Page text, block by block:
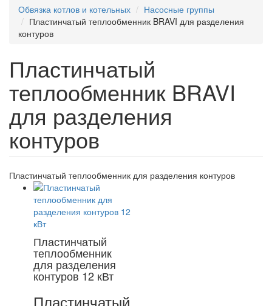
Обвязка котлов и котельных
Насосные группы
Пластинчатый теплообменник BRAVI для разделения
контуров
Пластинчатый
теплообменник BRAVI
для разделения
контуров
Пластинчатый теплообменник для разделения контуров
Пластинчатый
теплообменник
для разделения
контуров 12 кВт
Пластинчатый